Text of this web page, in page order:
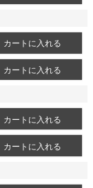
カートに入れる
カートに入れる
カートに入れる
カートに入れる